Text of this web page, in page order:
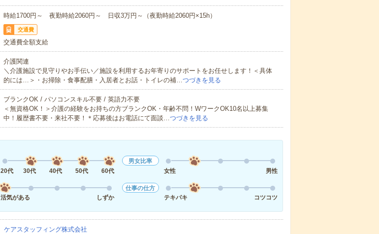
時給1700円～ 夜勤時給2060円～ 日収3万円～（夜勤時給2060円×15h）
交通費
交通費全額支給
介護関連
＼介護施設で見守りやお手伝い／施設を利用するお年寄りのサポートをお任せします！＜具体
的には…＞・お掃除・食事配膳・入居者とお話・トイレの補…つづきを見る
ブランクOK / パソコンスキル不要 / 英語力不要
＜無資格OK！＞介護の経験をお持ちの方ブランクOK・年齢不問！WワークOK10名以上募集
中！履歴書不要・来社不要！＊応募後はお電話にて面談…つづきを見る
20代
30代 40代 50代 60代
男女比率
女性
男性
活気がある
しずか
仕事の仕方
テキパキ
コツコツ
ケアスタッフィング株式会社